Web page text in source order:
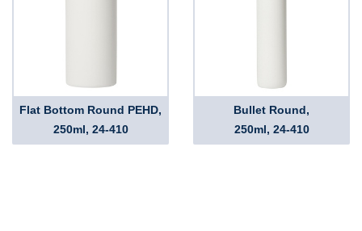
Flat Bottom Round PEHD,
250ml, 24-410
Bullet Round,
250ml, 24-410